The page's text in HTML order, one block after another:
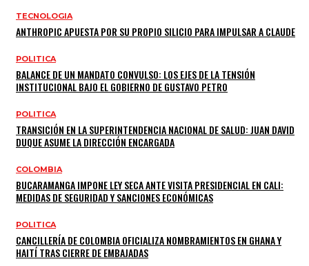
TECNOLOGIA
ANTHROPIC APUESTA POR SU PROPIO SILICIO PARA IMPULSAR A CLAUDE
POLITICA
BALANCE DE UN MANDATO CONVULSO: LOS EJES DE LA TENSIÓN
INSTITUCIONAL BAJO EL GOBIERNO DE GUSTAVO PETRO
POLITICA
TRANSICIÓN EN LA SUPERINTENDENCIA NACIONAL DE SALUD: JUAN DAVID
DUQUE ASUME LA DIRECCIÓN ENCARGADA
COLOMBIA
BUCARAMANGA IMPONE LEY SECA ANTE VISITA PRESIDENCIAL EN CALI:
MEDIDAS DE SEGURIDAD Y SANCIONES ECONÓMICAS
POLITICA
CANCILLERÍA DE COLOMBIA OFICIALIZA NOMBRAMIENTOS EN GHANA Y
HAITÍ TRAS CIERRE DE EMBAJADAS